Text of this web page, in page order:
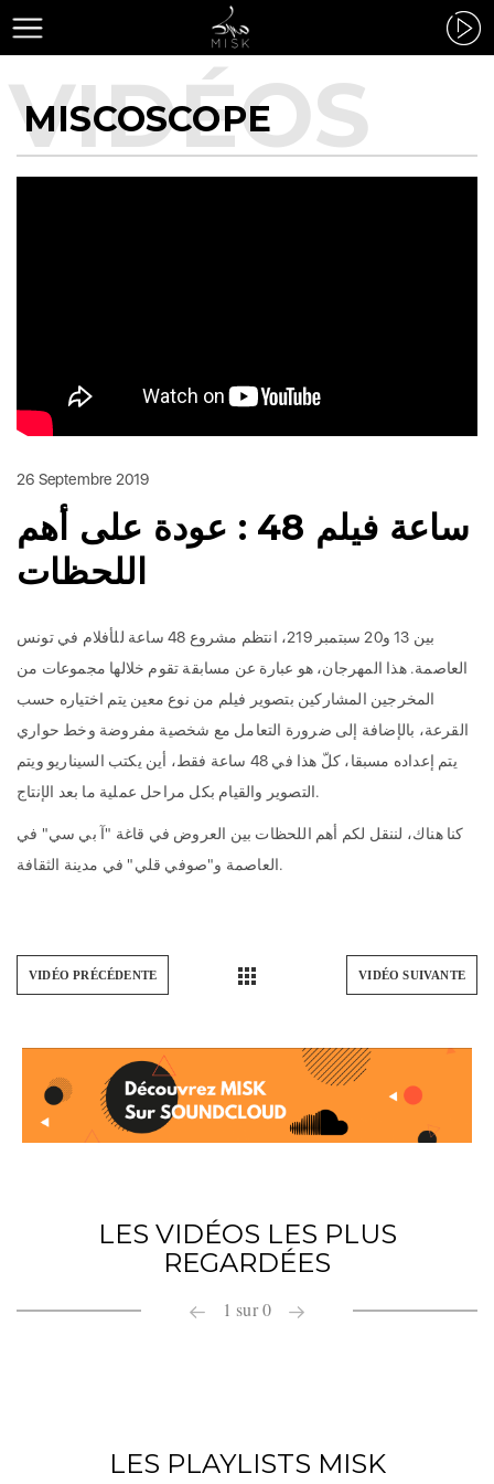
MISCOSCOPE
26 Septembre 2019
ساعة فيلم 48 : عودة على أهم
اللحظات
بين 13 و20 سبتمبر219، انتظم مشروع 48 ساعة للأفلام في تونس
العاصمة.هذا المهرجان، هو عبارة عن مسابقة تقوم خلالها مجموعات من
المخرجين المشاركين بتصوير فيلم من نوع معين يتم اختياره حسب
القرعة، بالإضافة إلى ضرورة التعامل مع شخصية مفروضة وخط حواري
يتم إعداده مسبقا، كلّ هذا في 48 ساعة فقط، أين يكتب السيناريو ويتم
التصوير والقيام بكل مراحل عملية ما بعد الإنتاج.
كنا هناك، لننقل لكم أهم اللحظات بين العروض في قاغة "آ بي سي" في
العاصمة و"صوفي قلي" في مدينة الثقافة .
VIDÉO PRÉCÉDENTE VIDÉO SUIVANTE
LES VIDÉOS LES PLUS
REGARDÉES
1 sur0
LES PLAYLISTS MISK